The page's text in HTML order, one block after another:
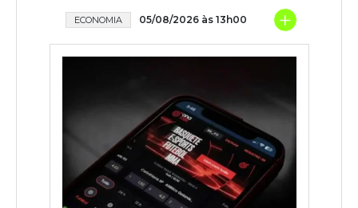
ECONOMIA 05/08/2026 às 13h00 +